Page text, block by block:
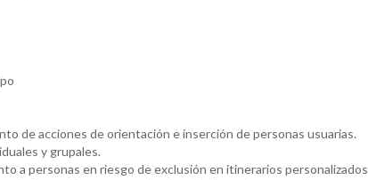
de acciones de orientación e inserción de personas usuarias.
y grupales.
a personas en riesgo de exclusión en itinerarios personalizados